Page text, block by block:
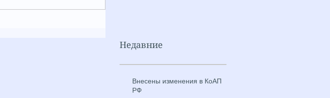
Недавние
Внесены изменения в КоАП
РФ